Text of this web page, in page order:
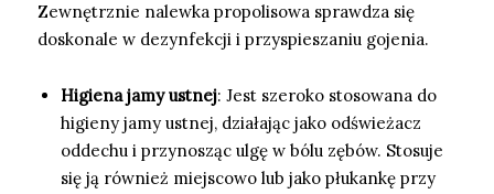
Zewnętrznie nalewka propolisowa sprawdza się
doskonale w dezynfekcji i przyspieszaniu gojenia.
Higiena jamy ustnej: Jest szeroko stosowana do
higieny jamy ustnej, działając jako odświeżacz
oddechu i przynosząc ulgę w bólu zębów. Stosuje
się ją również miejscowo lub jako płukankę przy